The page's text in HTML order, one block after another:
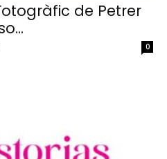
de Petrer
0